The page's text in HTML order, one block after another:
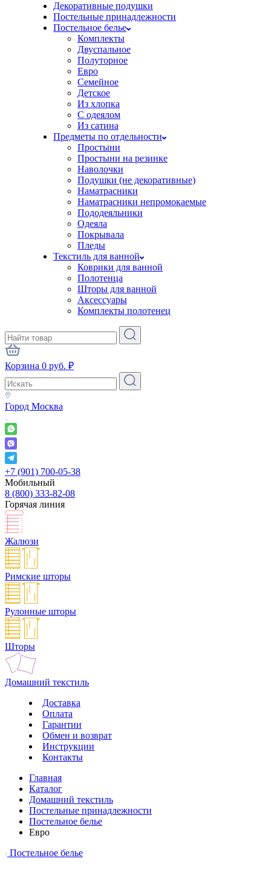
Декоративные подушки
Постельные принадлежности
Постельное белье
Комплекты
Двуспальное
Полуторное
Евро
Семейное
Детское
Из хлопка
С одеялом
Из сатина
Предметы по отдельности
Простыни
Простыни на резинке
Наволочки
Подушки (не декоративные)
Наматрасники
Наматрасники непромокаемые
Пододеяльники
Одеяла
Покрывала
Пледы
Текстиль для ванной
Коврики для ванной
Полотенца
Шторы для ванной
Аксессуары
Комплекты полотенец
Корзина 0 руб. ₽
Город Москва
+7 (901) 700-05-38
Мобильный
8 (800) 333-82-08
Горячая линия
Жалюзи
Римские шторы
Рулонные шторы
Шторы
Домашний текстиль
Доставка
Оплата
Гарантии
Обмен и возврат
Инструкции
Контакты
Главная
Каталог
Домашний текстиль
Постельные принадлежности
Постельное белье
Евро
Постельное белье